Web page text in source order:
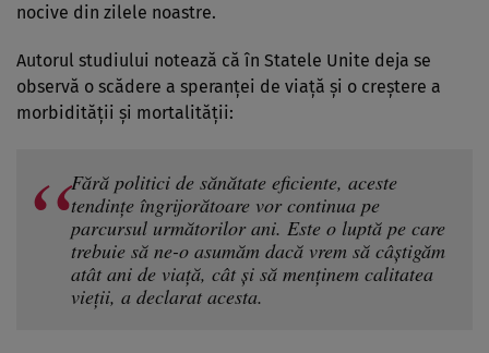
nocive din zilele noastre.
Autorul studiului notează că în Statele Unite deja se
observă o scădere a speranței de viață și o creștere a
morbidității și mortalității:
Fără politici de sănătate eficiente, aceste
tendințe îngrijorătoare vor continua pe
parcursul următorilor ani. Este o luptă pe care
trebuie să ne-o asumăm dacă vrem să câștigăm
atât ani de viață, cât și să menținem calitatea
vieții, a declarat acesta.